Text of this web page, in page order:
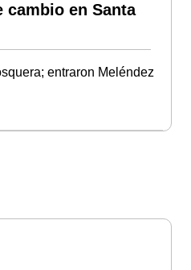
cambio en Santa
entraron Meléndez